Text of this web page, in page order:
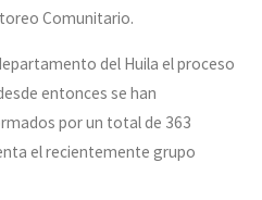
Comunitario.
del Huila el proceso
entonces se han
por un total de 363
el recientemente grupo